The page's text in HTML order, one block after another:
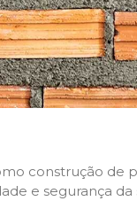
construção de
e segurança da